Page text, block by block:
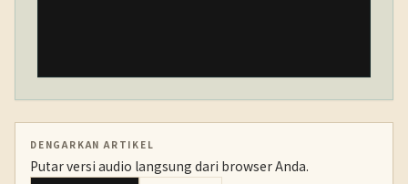
DENGARKAN ARTIKEL
Putar versi audio langsung dari browser Anda.